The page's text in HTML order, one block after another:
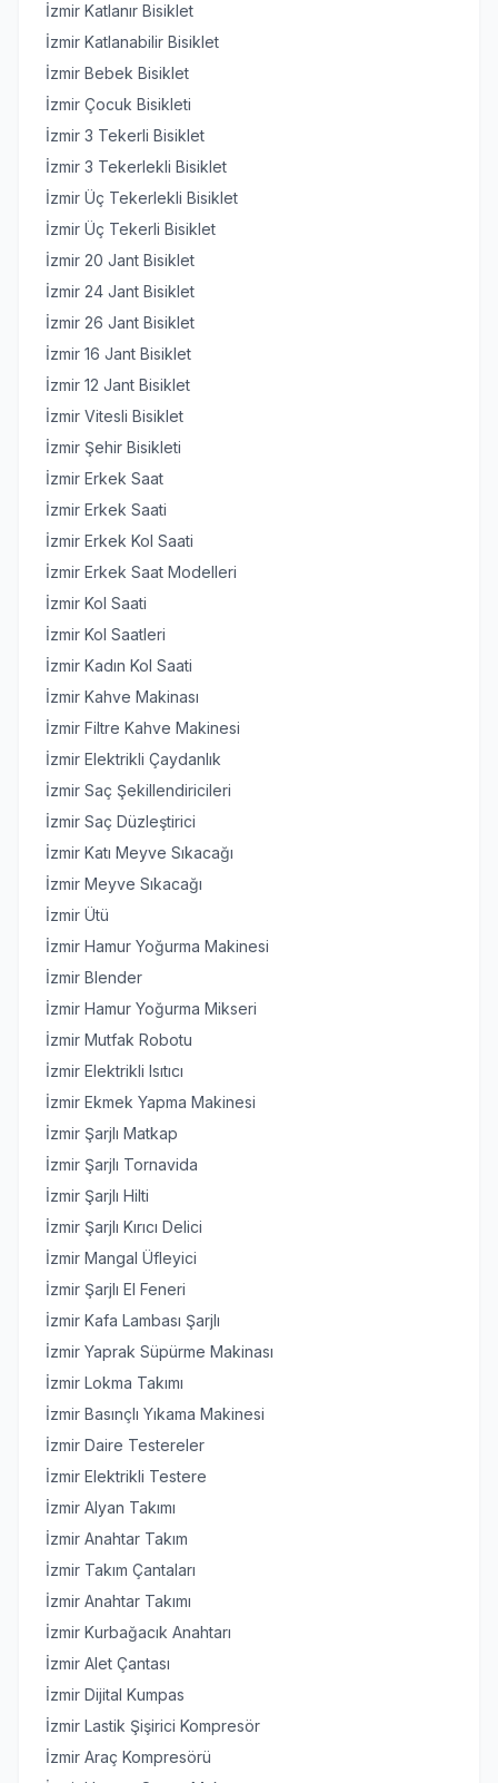
İzmir Katlanır Bisiklet
İzmir Katlanabilir Bisiklet
İzmir Bebek Bisiklet
İzmir Çocuk Bisikleti
İzmir 3 Tekerli Bisiklet
İzmir 3 Tekerlekli Bisiklet
İzmir Üç Tekerlekli Bisiklet
İzmir Üç Tekerli Bisiklet
İzmir 20 Jant Bisiklet
İzmir 24 Jant Bisiklet
İzmir 26 Jant Bisiklet
İzmir 16 Jant Bisiklet
İzmir 12 Jant Bisiklet
İzmir Vitesli Bisiklet
İzmir Şehir Bisikleti
İzmir Erkek Saat
İzmir Erkek Saati
İzmir Erkek Kol Saati
İzmir Erkek Saat Modelleri
İzmir Kol Saati
İzmir Kol Saatleri
İzmir Kadın Kol Saati
İzmir Kahve Makinası
İzmir Filtre Kahve Makinesi
İzmir Elektrikli Çaydanlık
İzmir Saç Şekillendiricileri
İzmir Saç Düzleştirici
İzmir Katı Meyve Sıkacağı
İzmir Meyve Sıkacağı
İzmir Ütü
İzmir Hamur Yoğurma Makinesi
İzmir Blender
İzmir Hamur Yoğurma Mikseri
İzmir Mutfak Robotu
İzmir Elektrikli Isıtıcı
İzmir Ekmek Yapma Makinesi
İzmir Şarjlı Matkap
İzmir Şarjlı Tornavida
İzmir Şarjlı Hilti
İzmir Şarjlı Kırıcı Delici
İzmir Mangal Üfleyici
İzmir Şarjlı El Feneri
İzmir Kafa Lambası Şarjlı
İzmir Yaprak Süpürme Makinası
İzmir Lokma Takımı
İzmir Basınçlı Yıkama Makinesi
İzmir Daire Testereler
İzmir Elektrikli Testere
İzmir Alyan Takımı
İzmir Anahtar Takım
İzmir Takım Çantaları
İzmir Anahtar Takımı
İzmir Kurbağacık Anahtarı
İzmir Alet Çantası
İzmir Dijital Kumpas
İzmir Lastik Şişirici Kompresör
İzmir Araç Kompresörü